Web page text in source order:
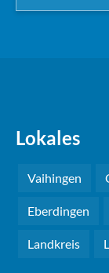
Lokales
Vaihingen
Eberdingen
Landkreis